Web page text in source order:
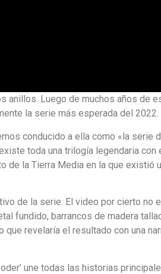
anillos. Luego de muchos años de
la serie más esperada del 2022.
conducido a ella como «la serie
toda una trilogía legendaria con
de la Tierra Media en la que existió
de la serie. El video por cierto no
fundido, barrancos de madera
revelaría el resultado con una
une todas las historias